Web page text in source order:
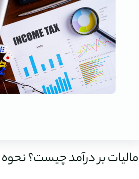
مالیات بر درآمد چیست؟